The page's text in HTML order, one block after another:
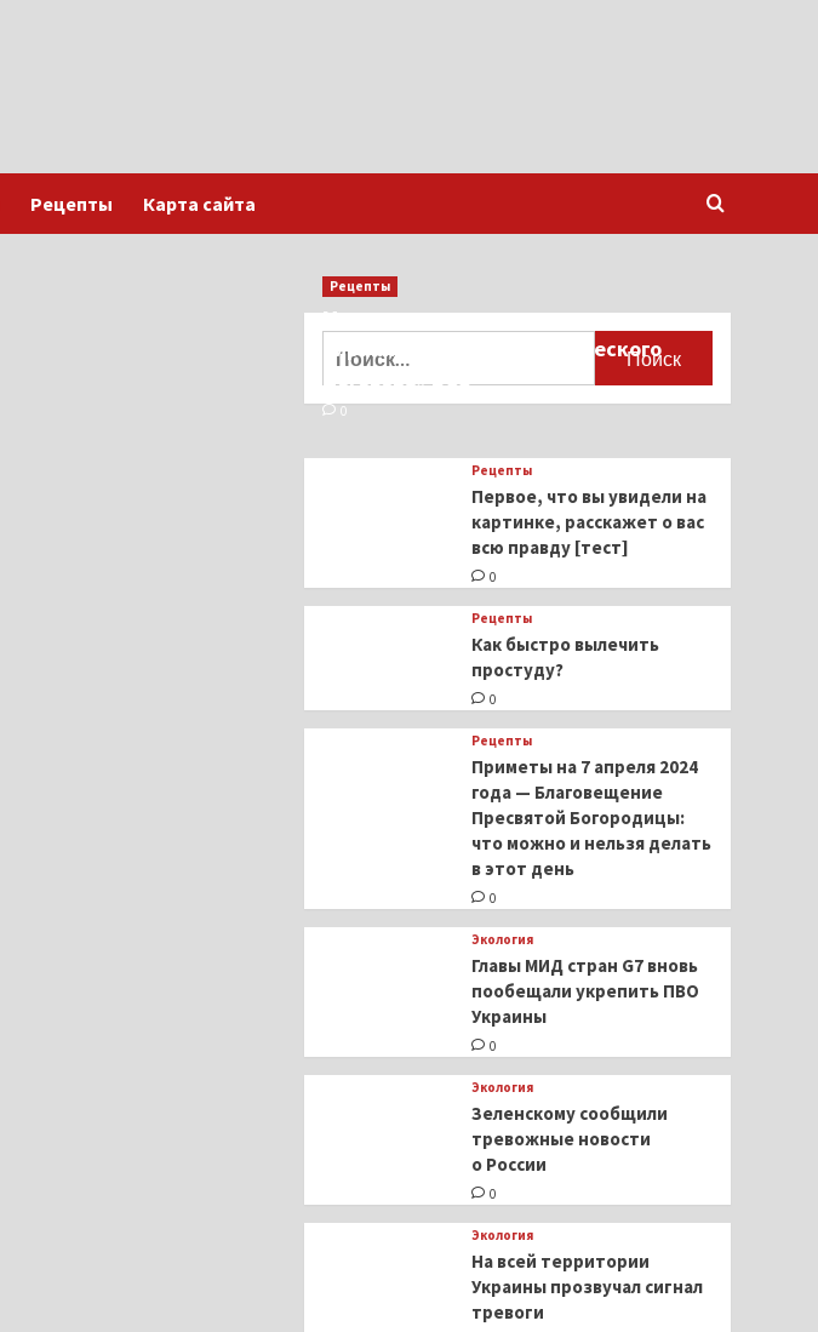
Рецепты Карта сайта
Рецепты
Миллионы японцев восстают против
тиранического «Пандемического
договора» ВОЗ
0
Рецепты
Первое, что вы увидели на
картинке, расскажет о вас
всю правду [тест]
0
Рецепты
Как быстро вылечить
простуду?
0
Рецепты
Приметы на 7 апреля 2024
года — Благовещение
Пресвятой Богородицы:
что можно и нельзя делать
в этот день
0
Экология
Главы МИД стран G7 вновь
пообещали укрепить ПВО
Украины
0
Экология
Зеленскому сообщили
тревожные новости
о России
0
Экология
На всей территории
Украины прозвучал сигнал
тревоги